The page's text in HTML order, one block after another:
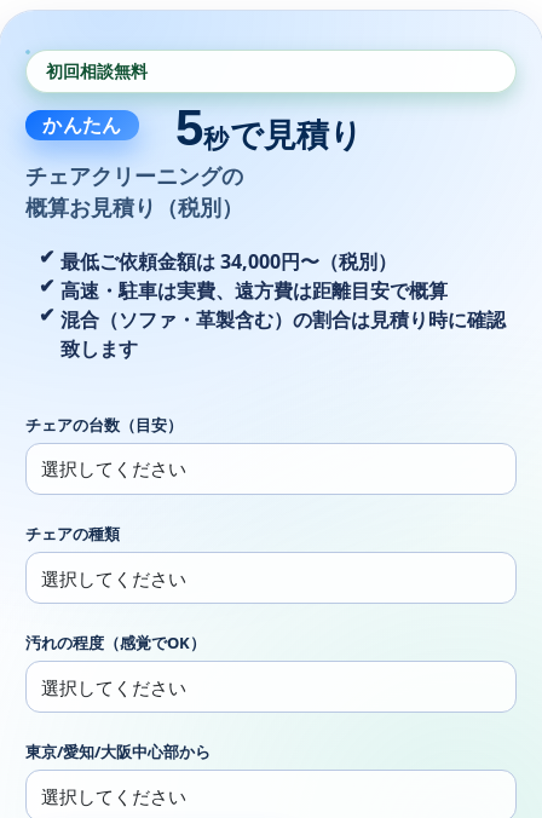
初回相談無料
かんたん 5秒で見積り
チェアクリーニングの
概算お見積り（税別）
最低ご依頼金額は 34,000円〜（税別）
高速・駐車は実費、遠方費は距離目安で概算
混合（ソファ・革製含む）の割合は見積り時に確認
致します
チェアの台数（目安）
チェアの種類
汚れの程度（感覚でOK）
東京/愛知/大阪中心部から